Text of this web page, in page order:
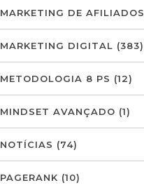
MARKETING DE AFILIADOS
MARKETING DIGITAL (383)
METODOLOGIA 8 PS (12)
MINDSET AVANÇADO (1)
NOTÍCIAS (74)
PAGERANK (10)